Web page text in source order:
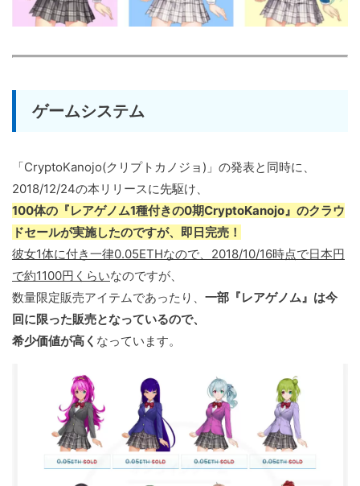
ゲームシステム
「CryptoKanojo(クリプトカノジョ)」の発表と同時に、
2018/12/24の本リリースに先駆け、
100体の『レアゲノム1種付きの0期CryptoKanojo』のクラウ
ドセールが実施したのですが、即日完売！
彼女1体に付き一律0.05ETHなので、2018/10/16時点で日本円
で約1100円くらいなのですが、
数量限定販売アイテムであったり、 一部『レアゲノム』は今
回に限った販売となっているので、
希少価値が高く なっています。